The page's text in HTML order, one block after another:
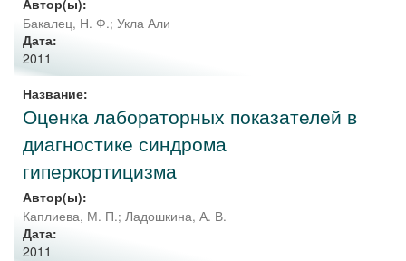
Автор(ы):
Бакалец, Н. Ф.; Укла Али
Дата:
2011
Название:
Оценка лабораторных показателей в
диагностике синдрома
гиперкортицизма
Автор(ы):
Каплиева, М. П.; Ладошкина, А. В.
Дата:
2011